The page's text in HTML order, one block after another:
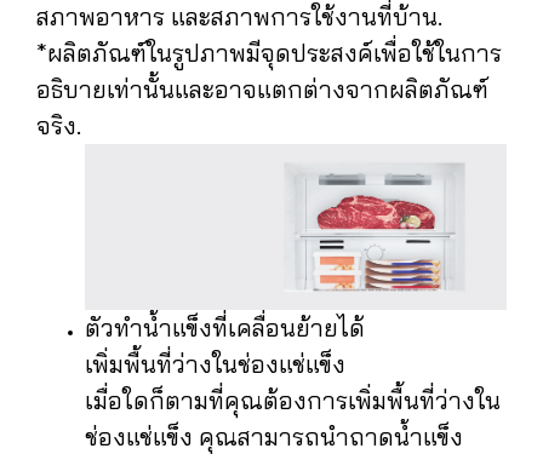
สภาพอาหาร และสภาพการใช้งานที่บ้าน.
*ผลิตภัณฑ์ในรูปภาพมีจุดประสงค์เพื่อใช้ในการ
อธิบายเท่านั้นและอาจแตกต่างจากผลิตภัณฑ์
จริง.
ตัวทำน้ำแข็งที่เคลื่อนย้ายได้
เพิ่มพื้นที่ว่างในช่องแช่แข็ง
เมื่อใดก็ตามที่คุณต้องการเพิ่มพื้นที่ว่างใน
ช่องแช่แข็ง คุณสามารถนำถาดน้ำแข็ง